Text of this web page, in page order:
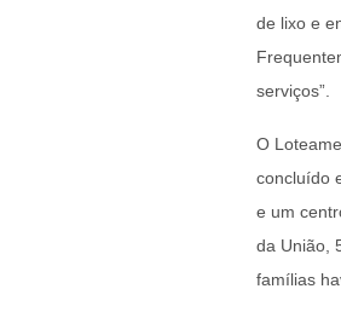
de lixo e
serviços”.
O
concluído
e um
da União,
famílias